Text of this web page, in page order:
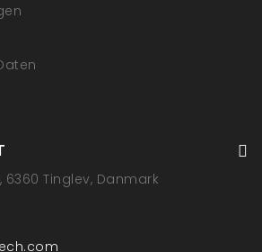
6360 Tinglev, Danmark